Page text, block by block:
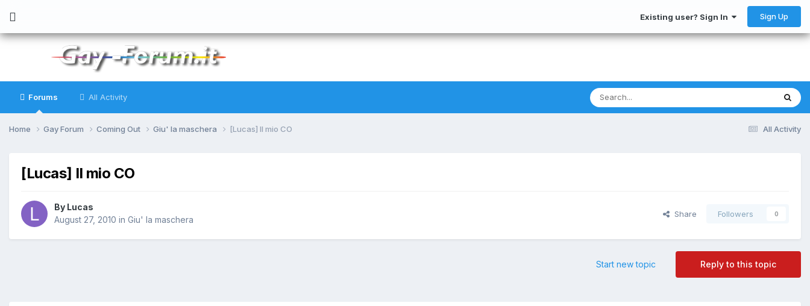
Existing user? Sign In Sign Up
Forums All Activity
All Activity
Home Gay Forum Coming Out Giu' la maschera [Lucas] Il mio CO
[Lucas] Il mio CO
By Lucas
August 27, 2010 in Giu' la maschera
Share Followers 0
Reply to this topic
Start new topic